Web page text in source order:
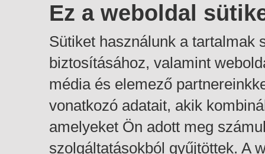
Ez a weboldal
Sütiket használunk a tartalmak
biztosításához, valamint
média és elemező
vonatkozó adatait, akik
amelyeket Ön adott meg
szolgáltatásokból gyűjtöttek. A